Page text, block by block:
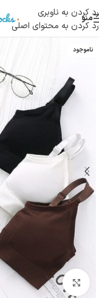
رد کردن به ناوبری
رد کردن به محتوای اصلی
منو
ناموجود
بزرگنمایی تصویر